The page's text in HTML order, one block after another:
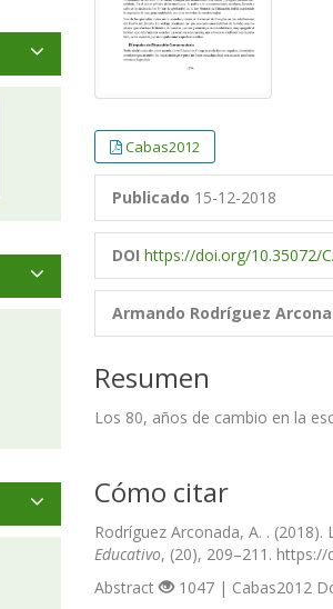
Cabas2012
Publicado 15-12-2018
DOI https://doi.org/10.35072/
Armando Rodríguez
Resumen
Los 80, años de cambio en la
Cómo citar
Rodríguez Arconada, A. .
Educativo, (20), 209–211.
Abstract 1047 | Cabas2012